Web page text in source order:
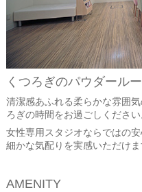
くつろぎのパウダール
清潔感あふれる柔らかな雰囲
ろぎの時間をお過ごしください
女性専用スタジオならではの
細かな気配りを実感いただけま
AMENITY